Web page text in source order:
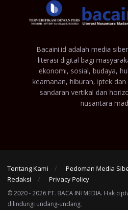
Bacaini.id adalah media
literasi digital bagi
ekonomi, sosial, budaya,
keamanan, hiburan, iptek
sandaran vertikal dan
nusantara
Tentang Kami Pedoman Media
Redaksi
Privacy Policy
© 2020 - 2026 PT. BACA INI MEDIA. Hak
dilindungi undang-undang.